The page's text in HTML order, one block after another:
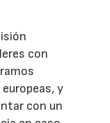
con
y
con un